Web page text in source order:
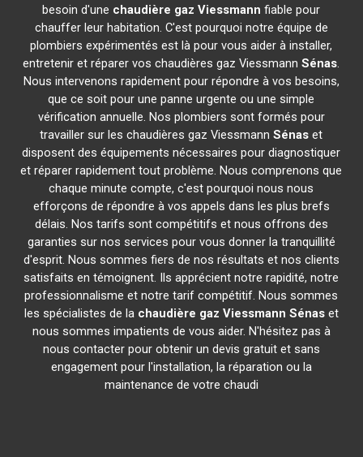
besoin d'une chaudière gaz Viessmann fiable pour
chauffer leur habitation. C'est pourquoi notre équipe de
plombiers expérimentés est là pour vous aider à installer,
entretenir et réparer vos chaudières gaz ViessmannSénas.
Nous intervenons rapidement pour répondre à vos besoins,
que ce soit pour une panne urgente ou une simple
vérification annuelle. Nos plombiers sont formés pour
travailler sur les chaudières gaz ViessmannSénas et
disposent des équipements nécessaires pour diagnostiquer
et réparer rapidement tout problème. Nous comprenons que
chaque minute compte, c'est pourquoi nous nous
efforçons de répondre à vos appels dans les plus brefs
délais. Nos tarifs sont compétitifs et nous offrons des
garanties sur nos services pour vous donner la tranquillité
d'esprit. Nous sommes fiers de nos résultats et nos clients
satisfaits en témoignent. Ils apprécient notre rapidité, notre
professionnalisme et notre tarif compétitif. Nous sommes
les spécialistes de la chaudière gaz Viessmann Sénaset
nous sommes impatients de vous aider. N'hésitez pas à
nous contacter pour obtenir un devis gratuit et sans
engagement pour l'installation, la réparation ou la
maintenance de votre chaudi